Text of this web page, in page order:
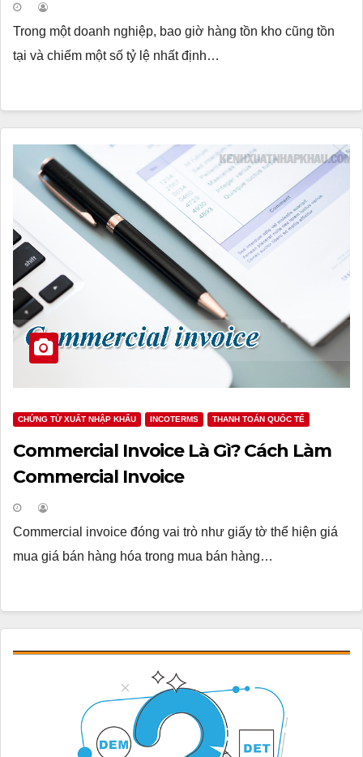
Trong một doanh nghiệp, bao giờ hàng tồn kho cũng tồn
tại và chiếm một số tỷ lệ nhất định…
CHỨNG TỪ XUẤT NHẬP KHẨU INCOTERMS THANH TOÁN QUỐC TẾ
Commercial Invoice Là Gì? Cách Làm
Commercial Invoice
Commercial invoice đóng vai trò như giấy tờ thể hiện giá
mua giá bán hàng hóa trong mua bán hàng…